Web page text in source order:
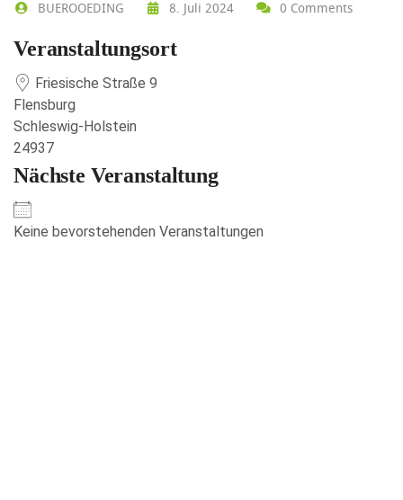
BUEROOEDING 8. Juli 2024 0 Comments
Veranstaltungsort
Friesische Straße 9
Flensburg
Schleswig-Holstein
24937
Nächste Veranstaltung
Keine bevorstehenden Veranstaltungen